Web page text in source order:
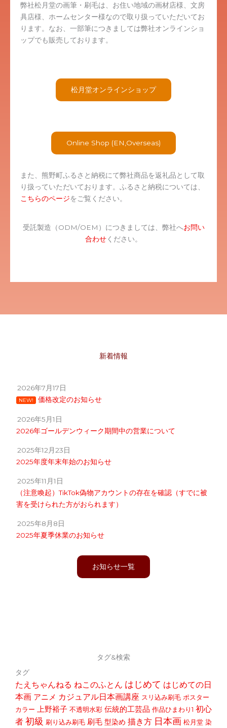
弊社松月堂の画筆・刷毛は、お住い地域の画材店様、文房
具店様、ホームセンター様なので取り扱っていただいてお
ります。なお、一部筆につきましては弊社オンラインショ
ップでも販売しております。
松月堂オンラインショップ
Online Shop (EN,Overseas)
また、熊野町ふるさと納税にて弊社商品を返礼品として取
り扱っていただいております。ふるさと納税については、
こちらのページをご覧ください。
受託製造（ODM/OEM）につきましては、弊社へお問い
合わせください。
新着情報
2026年7月17日
NEW! 価格改定のお知らせ
2026年5月1日
2026年ゴールデンウィーク期間中の営業について
2025年12月23日
2025年度年末年始のお知らせ
2025年11月1日
（注意喚起）TikTok偽物アカウントの存在を確認（すでに被
害を受けられた方がおられます）
2025年8月8日
2025年夏季休業のお知らせ
お知らせ一覧
タグ&検索
タグ
たえちゃんねる ねこのふとん はじめて はじめての日
本画 アニメ カジュアル日本画講座 スリ込み刷毛 ポスター
カラー 上野裕子 不透明水彩 伝統的工芸品 作品ひまわり1 初心
者 初級 刷り込み刷毛 刷毛 型染め 描き方 日本画 松月堂 染